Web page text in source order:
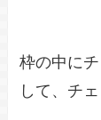
枠の中に
して、チ